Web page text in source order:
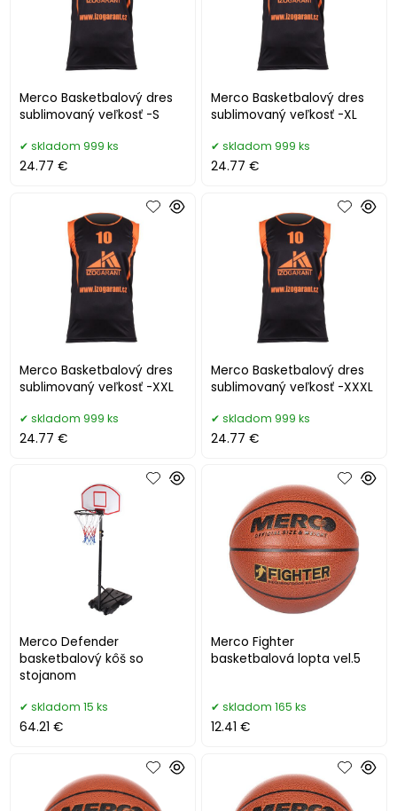
Merco Basketbalový dres
sublimovaný veľkosť -S
skladom 999 ks
24.77 €
Merco Basketbalový dres
sublimovaný veľkosť -XL
skladom 999 ks
24.77 €
Merco Basketbalový dres
sublimovaný veľkosť -XXL
skladom 999 ks
24.77 €
Merco Basketbalový dres
sublimovaný veľkosť -XXXL
skladom 999 ks
24.77 €
Merco Defender
basketbalový kôš so
stojanom
skladom 15 ks
64.21 €
Merco Fighter
basketbalová lopta vel.5
skladom 165 ks
12.41 €